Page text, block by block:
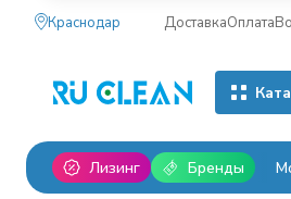
Краснодар ДоставкаОплата
Лизинг Бренды